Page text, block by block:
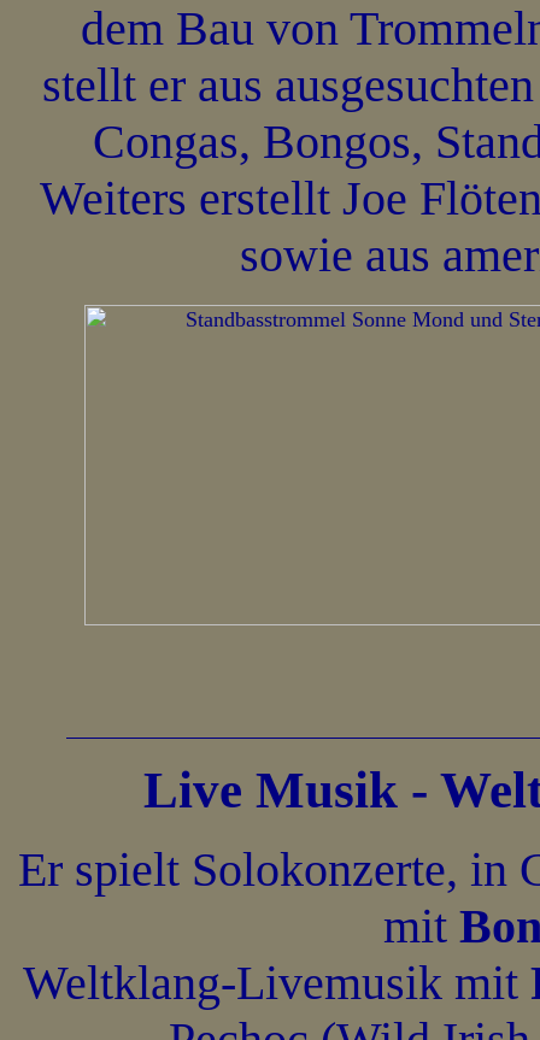
dem Bau von
stellt er aus
Congas, Bongos,
Weiters erstellt Joe
sowie aus
Live Musik -
Er spielt Solokonzerte, in
mit
Weltklang-Livemusik mit